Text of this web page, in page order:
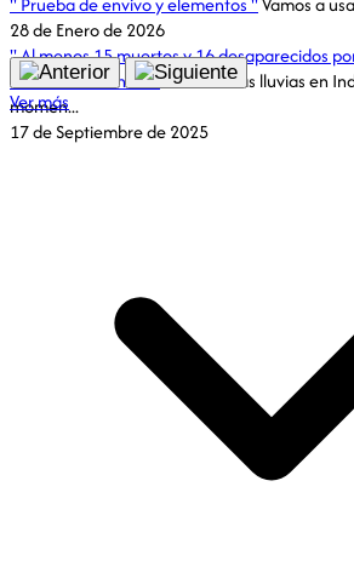
28 de Enero de 2026
Al menos 15 muertos y 16 desaparecidos
el norte de la India Las intensas lluvias en
momen...
17 de Septiembre de 2025
Ver más